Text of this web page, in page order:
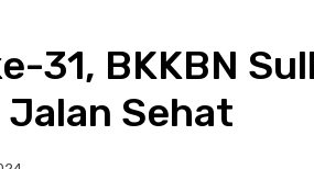
31, BKKBN
Jalan Sehat